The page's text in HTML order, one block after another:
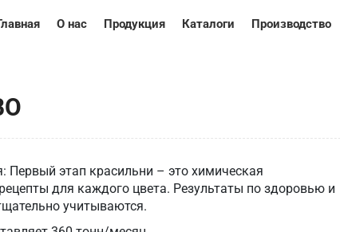
О нас Продукция Каталоги Производство
Первый этап красильни – это химическая
для каждого цвета. Результаты по здоровью и
учитываются.